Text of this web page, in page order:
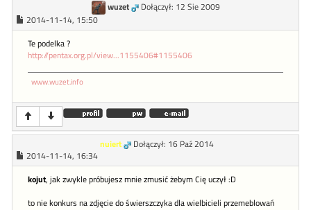
wuzet
Dołączył: 12 Sie 2009
2014-11-14, 15:50
Te podelka ?
http://pentax.org.pl/view...1155406#1155406
www.wuzet.info
nuiert
Dołączył: 16 Paź 2014
2014-11-14, 16:34
kojut, jak zwykle próbujesz mnie zmusić żebym Cię uczył :D
to nie konkurs na zdjęcie do świerszczyka dla wielbicieli przemeblowań